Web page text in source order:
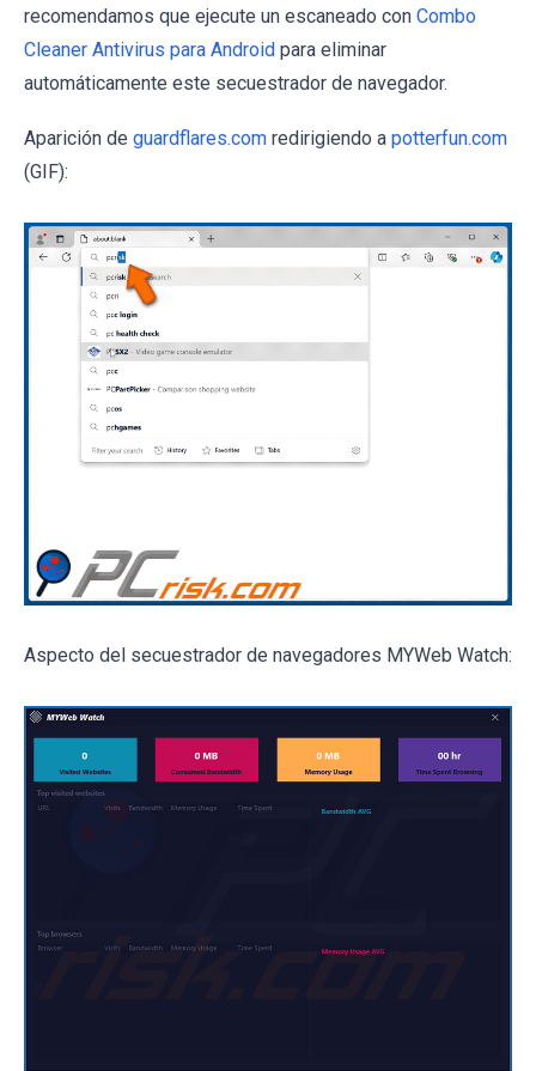
recomendamos que ejecute un escaneado con Combo
Cleaner Antivirus para Android para eliminar
automáticamente este secuestrador de navegador.
Aparición de guardflares.com redirigiendo a potterfun.com
(GIF):
Aspecto del secuestrador de navegadores MYWeb Watch: